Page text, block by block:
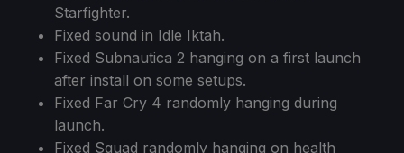
Starfighter.
Fixed sound in Idle Iktah.
Fixed Subnautica 2 hanging on a first launch
after install on some setups.
Fixed Far Cry 4 randomly hanging during
launch.
Fixed Squad randomly hanging on health